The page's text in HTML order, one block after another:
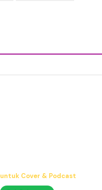
Nyaman & Detail